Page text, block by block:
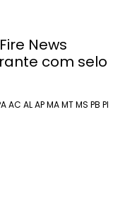
News
com selo
AC ALAPMAMTMS PB PI